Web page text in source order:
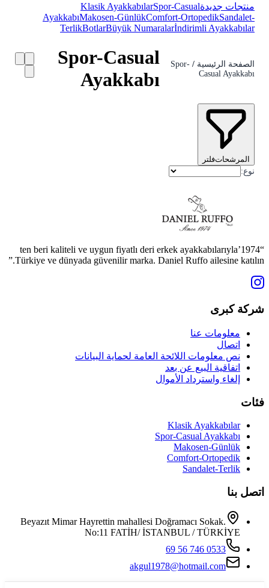
منتجات جديدة Klasik AyakkabılarSpor-Casual
AyakkabıMakosen-GünlükComfort-OrtopedikSandalet-
TerlikBotlarBüyük Numaralarİndirimli Ayakkabılar
الصفحة الرئيسية /
Spor-
Casual Ayakkabı
Spor-Casual
Ayakkabı
المرشحاتفلتر
نوع:
“1974’ten beri kaliteli ve uygun fiyatlı deri erkek ayakkabılarıyla
Türkiye ve dünyada güvenilir marka. Daniel Ruffo ailesine katılın.”
شركة كبرى
معلومات عنا
اتصال
نص معلومات اللائحة العامة لحماية البيانات
اتفاقية البيع عن بعد
إلغاء واسترداد الأموال
فئات
Klasik Ayakkabılar
Spor-Casual Ayakkabı
Makosen-Günlük
Comfort-Ortopedik
Sandalet-Terlik
اتصل بنا
Beyazıt Mimar Hayrettin mahallesi Doğramacı Sokak.
No:11 FATİH/ İSTANBUL / TÜRKİYE
0533 746 56 69
akgul1978@hotmail.com